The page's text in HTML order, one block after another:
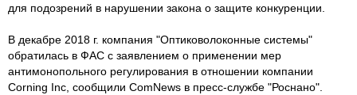
для подозрений в нарушении закона о защите конкуренции.
В декабре 2018 г. компания "Оптиковолоконные системы"
обратилась в ФАС с заявлением о применении мер
антимонопольного регулирования в отношении компании
Corning Inc, сообщили ComNews в пресс-службе "Роснано".